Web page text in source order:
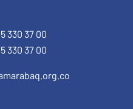
330 37 00
330 37 00